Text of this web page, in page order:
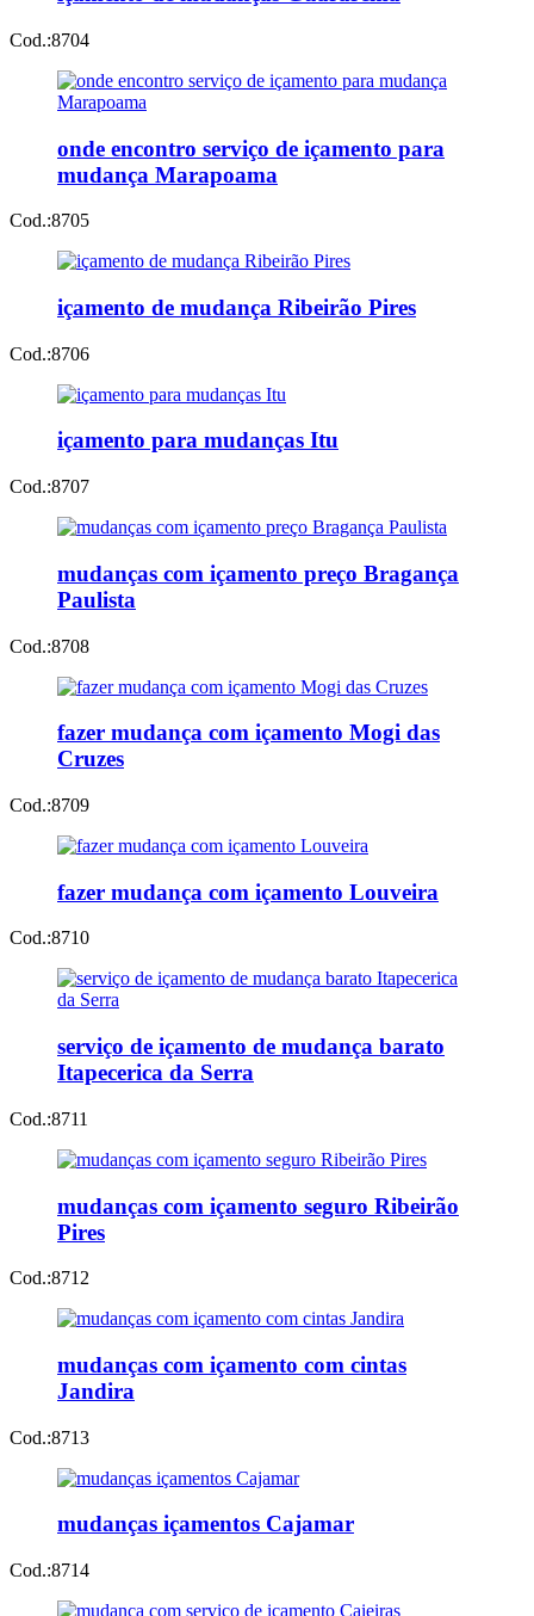
Cod.:8704
onde encontro serviço de içamento para
mudança Marapoama
Cod.:8705
içamento de mudança Ribeirão Pires
Cod.:8706
içamento para mudanças Itu
Cod.:8707
mudanças com içamento preço Bragança
Paulista
Cod.:8708
fazer mudança com içamento Mogi das
Cruzes
Cod.:8709
fazer mudança com içamento Louveira
Cod.:8710
serviço de içamento de mudança barato
Itapecerica da Serra
Cod.:8711
mudanças com içamento seguro Ribeirão
Pires
Cod.:8712
mudanças com içamento com cintas
Jandira
Cod.:8713
mudanças içamentos Cajamar
Cod.:8714